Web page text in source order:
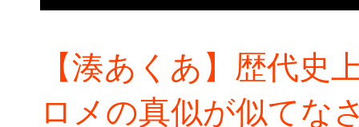
【湊あくあ】歴代史
ロメの真似が似てな